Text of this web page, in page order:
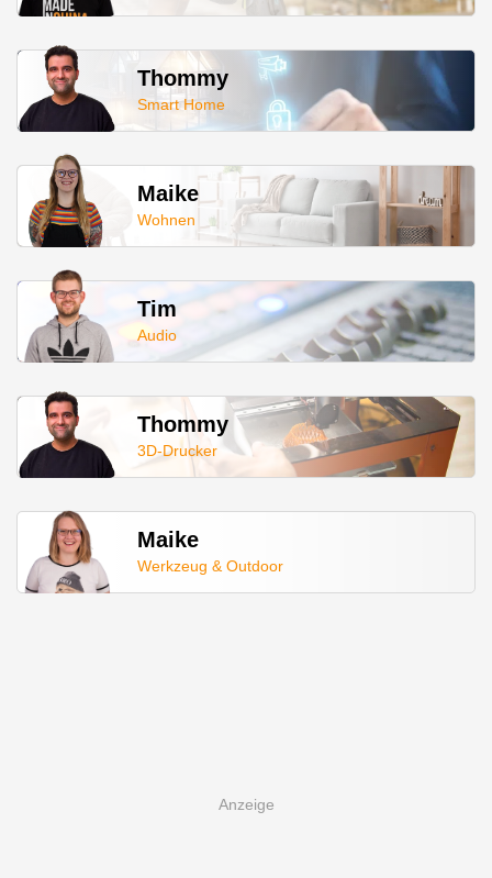
Thommy
Smart Home
Maike
Wohnen
Tim
Audio
Thommy
3D-Drucker
Maike
Werkzeug & Outdoor